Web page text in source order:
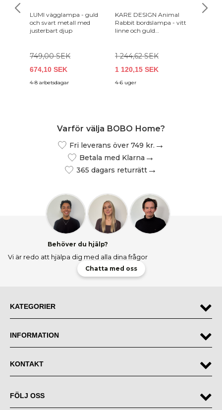
LUMI vägglampa - guld
och svart metall med
justerbart djup
749,00 SEK
674,10 SEK
4-8 arbetsdagar
KARE DESIGN Animal
Rabbit bordslampa - vitt
linne och guld
1 244,62 SEK
1 120,15 SEK
4-6 uger
ACT
Varför välja BOBO Home?
Fri leverans över 749 kr.
Betala med Klarna
365 dagars returrätt
Behöver du hjälp?
Vi är redo att hjälpa dig med alla dina frågor
Chatta med oss
KATEGORIER
INFORMATION
KONTAKT
FÖLJ OSS